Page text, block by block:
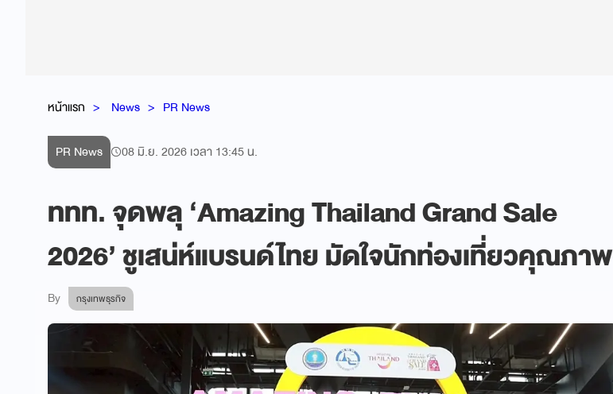
หน้าแรก News PR News
PR News 08 มิ.ย. 2026 เวลา 13:45 น.
ททท. จุดพลุ ‘Amazing Thailand Grand Sale
2026’ ชูเสน่ห์แบรนด์ไทย มัดใจนักท่องเที่ยวคุณภาพ
By กรุงเทพธุรกิจ